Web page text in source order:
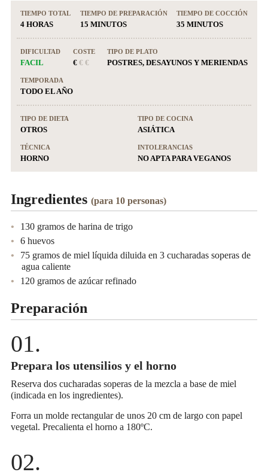
TIEMPO TOTAL
4 HORAS
TIEMPO DE PREPARACIÓN
15 MINUTOS
TIEMPO DE COCCIÓN
35 MINUTOS
DIFICULTAD
FACIL
COSTE
€€ €
TIPO DE PLATO
POSTRES, DESAYUNOS Y MERIENDAS
TEMPORADA
TODO EL AÑO
TIPO DE DIETA
OTROS
TIPO DE COCINA
ASIÁTICA
TÉCNICA
HORNO
INTOLERANCIAS
NO APTA PARA VEGANOS
Ingredientes (para 10 personas)
130 gramos de harina de trigo
6 huevos
75 gramos de miel líquida diluida en 3 cucharadas soperas de
agua caliente
120 gramos de azúcar refinado
Preparación
Prepara los utensilios y el horno
Reserva dos cucharadas soperas de la mezcla a base de miel
(indicada en los ingredientes).
Forra un molde rectangular de unos 20 cm de largo con papel
vegetal. Precalienta el horno a 180ºC.